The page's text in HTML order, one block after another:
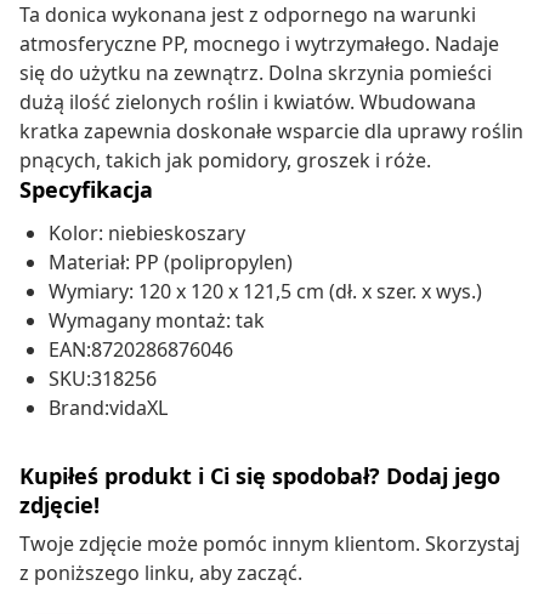
Ta donica wykonana jest z odpornego na warunki
atmosferyczne PP, mocnego i wytrzymałego. Nadaje
się do użytku na zewnątrz. Dolna skrzynia pomieści
dużą ilość zielonych roślin i kwiatów. Wbudowana
kratka zapewnia doskonałe wsparcie dla uprawy roślin
pnących, takich jak pomidory, groszek i róże.
Specyfikacja
Kolor: niebieskoszary
Materiał: PP (polipropylen)
Wymiary: 120 x 120 x 121,5 cm (dł. x szer. x wys.)
Wymagany montaż: tak
EAN:8720286876046
SKU:318256
Brand:vidaXL
Kupiłeś produkt i Ci się spodobał? Dodaj jego
zdjęcie!
Twoje zdjęcie może pomóc innym klientom. Skorzystaj
z poniższego linku, aby zacząć.